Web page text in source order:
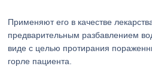
Применяют его в качестве
предварительным разбавлением
виде с целью протирания
горле пациента.